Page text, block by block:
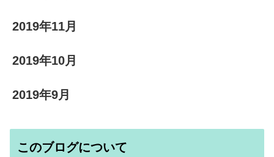
2019年11月
2019年10月
2019年9月
このブログについて